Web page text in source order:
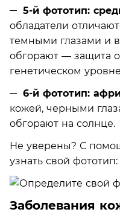
5-й фототип:
обладатели
темными глазами и
обгорают — защита
генетическом
6-й фототип:
кожей, черными
обгорают на солнце.
Не уверены? С
узнать свой фототип:
Заболевания